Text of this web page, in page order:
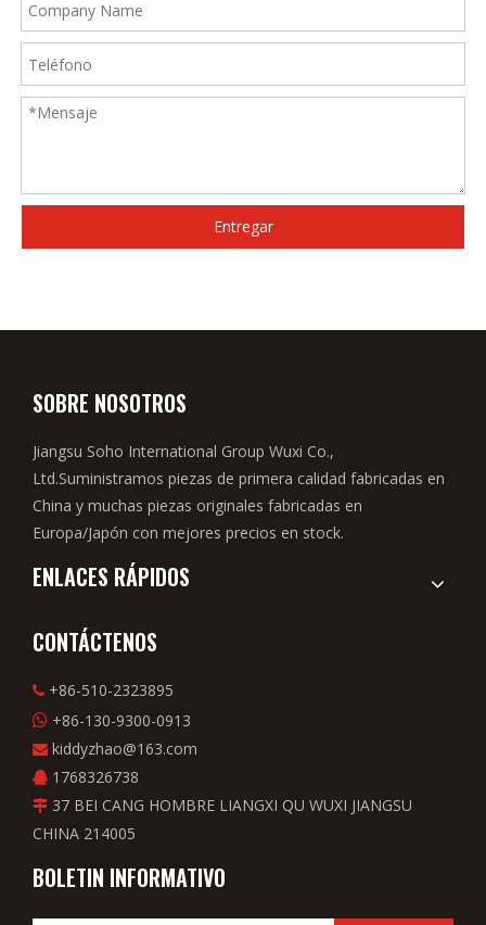
Entregar
SOBRE NOSOTROS
Jiangsu Soho International Group Wuxi Co.,
Ltd.Suministramos piezas de primera calidad fabricadas en
China y muchas piezas originales fabricadas en
Europa/Japón con mejores precios en stock.
ENLACES RÁPIDOS
CONTÁCTENOS
 +86-510-2323895
 +86-130-9300-0913
 kiddyzhao@163.com
 1768326738
 37 BEI CANG HOMBRE LIANGXI QU WUXI JIANGSU
CHINA 214005
BOLETIN INFORMATIVO